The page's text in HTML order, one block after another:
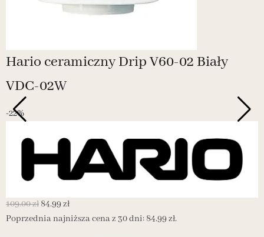
Hario ceramiczny Drip V60-02 Biały
VDC-02W
-22%
109.00zł 84.99zł
Poprzednia najniższa cena z 30 dni: 84.99zł.